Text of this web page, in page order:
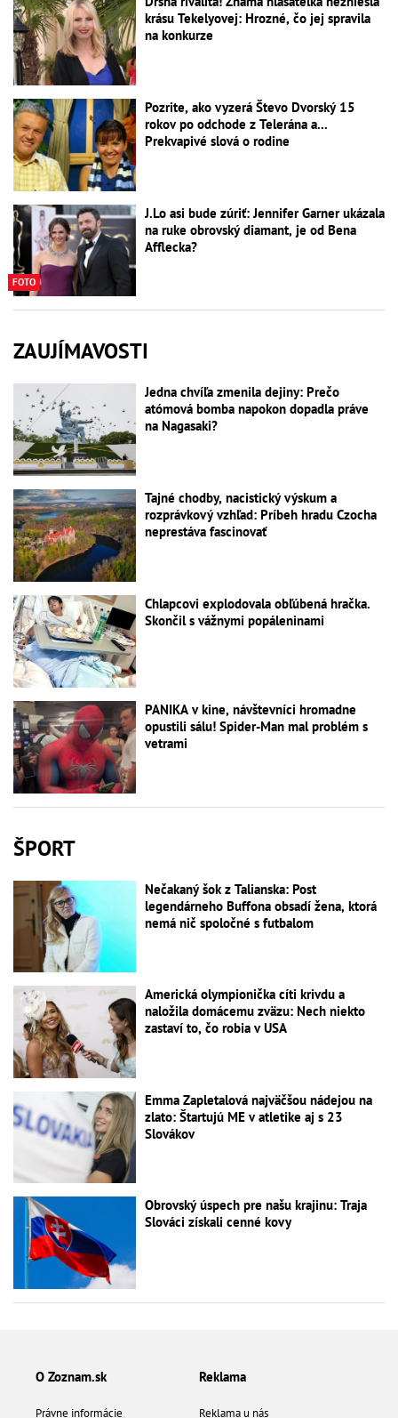
krásu Tekelyovej: Hrozné, čo jej spravila
na konkurze
Pozrite, ako vyzerá Števo Dvorský 15
rokov po odchode z Telerána a...
Prekvapivé slová o rodine
FOTO
J.Lo asi bude zúriť: Jennifer Garner ukázala
na ruke obrovský diamant, je od Bena
Afflecka?
ZAUJÍMAVOSTI
Jedna chvíľa zmenila dejiny: Prečo
atómová bomba napokon dopadla práve
na Nagasaki?
Tajné chodby, nacistický výskum a
rozprávkový vzhľad: Príbeh hradu Czocha
neprestáva fascinovať
Chlapcovi explodovala obľúbená hračka.
Skončil s vážnymi popáleninami
PANIKA v kine, návštevníci hromadne
opustili sálu! Spider-Man mal problém s
vetrami
ŠPORT
Nečakaný šok z Talianska: Post
legendárneho Buffona obsadí žena, ktorá
nemá nič spoločné s futbalom
Americká olympionička cíti krivdu a
naložila domácemu zväzu: Nech niekto
zastaví to, čo robia v USA
Emma Zapletalová najväčšou nádejou na
zlato: Štartujú ME v atletike aj s 23
Slovákov
Obrovský úspech pre našu krajinu: Traja
Slováci získali cenné kovy
O Zoznam.sk
Právne informácie
Reklama
Reklama u nás